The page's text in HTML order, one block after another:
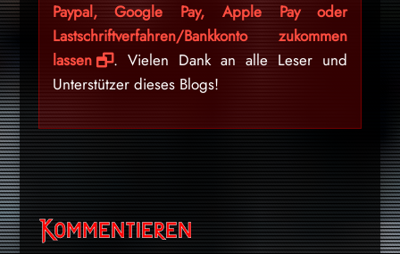
Paypal, Google Pay, Apple Pay oder
Lastschriftverfahren/Bankkonto zukommen
lassen
. Vielen Dank an alle Leser und
Unterstützer dieses Blogs!
Kommentieren